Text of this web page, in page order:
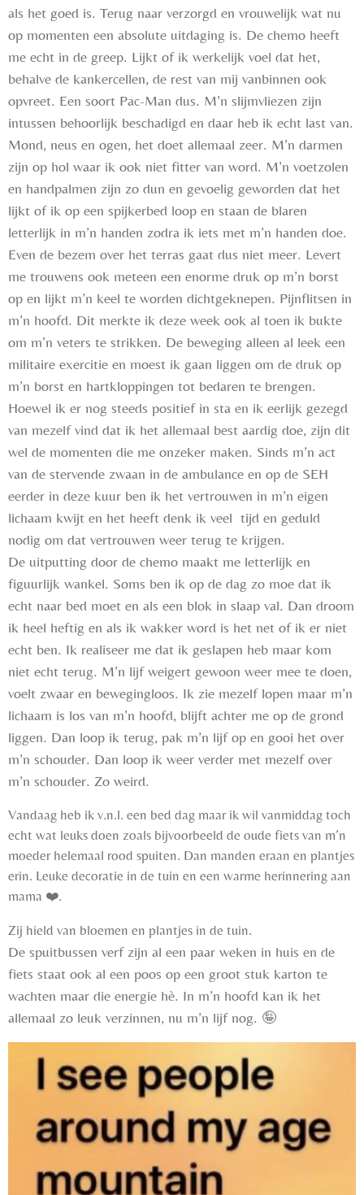
als het goed is. Terug naar verzorgd en vrouwelijk wat nu
op momenten een absolute uitdaging is. De chemo heeft
me echt in de greep. Lijkt of ik werkelijk voel dat het,
behalve de kankercellen, de rest van mij vanbinnen ook
opvreet. Een soort Pac-Man dus. M’n slijmvliezen zijn
intussen behoorlijk beschadigd en daar heb ik echt last van.
Mond, neus en ogen, het doet allemaal zeer. M’n darmen
zijn op hol waar ik ook niet fitter van word. M’n voetzolen
en handpalmen zijn zo dun en gevoelig geworden dat het
lijkt of ik op een spijkerbed loop en staan de blaren
letterlijk in m’n handen zodra ik iets met m’n handen doe.
Even de bezem over het terras gaat dus niet meer. Levert
me trouwens ook meteen een enorme druk op m’n borst
op en lijkt m’n keel te worden dichtgeknepen. Pijnflitsen in
m’n hoofd. Dit merkte ik deze week ook al toen ik bukte
om m’n veters te strikken. De beweging alleen al leek een
militaire exercitie en moest ik gaan liggen om de druk op
m’n borst en hartkloppingen tot bedaren te brengen.
Hoewel ik er nog steeds positief in sta en ik eerlijk gezegd
van mezelf vind dat ik het allemaal best aardig doe, zijn dit
wel de momenten die me onzeker maken. Sinds m’n act
van de stervende zwaan in de ambulance en op de SEH
eerder in deze kuur ben ik het vertrouwen in m’n eigen
lichaam kwijt en het heeft denk ik veel tijd en geduld
nodig om dat vertrouwen weer terug te krijgen.
De uitputting door de chemo maakt me letterlijk en
figuurlijk wankel. Soms ben ik op de dag zo moe dat ik
echt naar bed moet en als een blok in slaap val. Dan droom
ik heel heftig en als ik wakker word is het net of ik er niet
echt ben. Ik realiseer me dat ik geslapen heb maar kom
niet echt terug. M’n lijf weigert gewoon weer mee te doen,
voelt zwaar en bewegingloos. Ik zie mezelf lopen maar m’n
lichaam is los van m’n hoofd, blijft achter me op de grond
liggen. Dan loop ik terug, pak m’n lijf op en gooi het over
m’n schouder. Dan loop ik weer verder met mezelf over
m’n schouder. Zo weird.
Vandaag heb ik v.n.l. een bed dag maar ik wil vanmiddag toch
echt wat leuks doen zoals bijvoorbeeld de oude fiets van m’n
moeder helemaal rood spuiten. Dan manden eraan en plantjes
erin. Leuke decoratie in de tuin en een warme herinnering aan
mama ❤️.
Zij hield van bloemen en plantjes in de tuin.
De spuitbussen verf zijn al een paar weken in huis en de
fiets staat ook al een poos op een groot stuk karton te
wachten maar die energie hè. In m’n hoofd kan ik het
allemaal zo leuk verzinnen, nu m’n lijf nog. 🤪